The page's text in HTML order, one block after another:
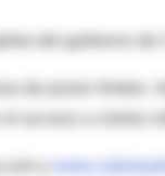
del gobierno de
y